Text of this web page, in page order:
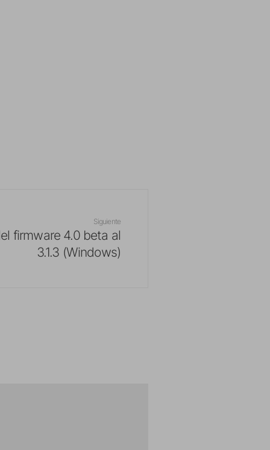
Siguiente
firmware 4.0 beta al
3.1.3 (Windows)